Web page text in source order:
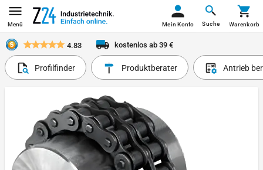
Menü Suche
Mein Konto Warenkorb
4.83 kostenlos ab 39 €
Profilfinder Produktberater Antrieb